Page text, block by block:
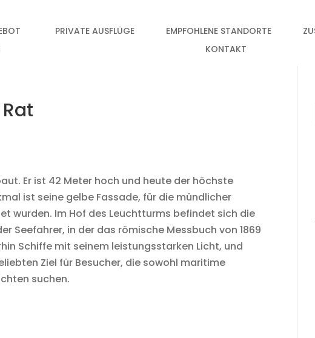
PRIVATE AUSFLÜGE EMPFOHLENE STANDORTE
KONTAKT
Er ist 42 Meter hoch und heute der höchste
ist seine gelbe Fassade, für die mündlicher
wurden. Im Hof des Leuchtturms befindet sich die
Seefahrer, in der das römische Messbuch von 1869
Schiffe mit seinem leistungsstarken Licht, und
Ziel für Besucher, die sowohl maritime
suchen.